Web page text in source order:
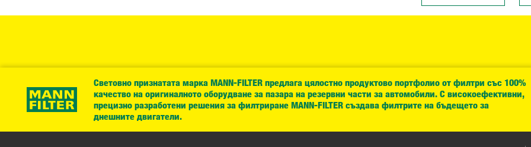
Световно признатата марка MANN-FILTER предлага цялостно продуктово портфолио от филтри със 100%
качество на оригиналното оборудване за пазара на резервни части за автомобили. С високоефективни,
прецизно разработени решения за филтриране MANN-FILTER създава филтрите на бъдещето за
днешните двигатели.